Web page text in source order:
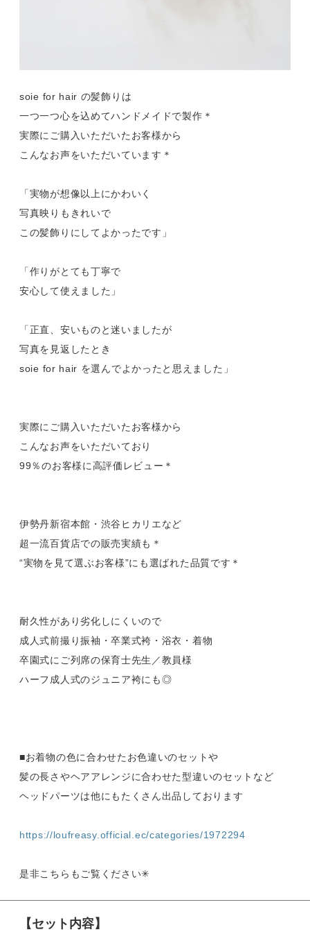
soie for hair の髪飾りは
一つ一つ心を込めてハンドメイドで製作＊
実際にご購入いただいたお客様から
こんなお声をいただいています＊
「実物が想像以上にかわいく
写真映りもきれいで
この髪飾りにしてよかったです」
「作りがとても丁寧で
安心して使えました」
「正直、安いものと迷いましたが
写真を見返したとき
soie for hair を選んでよかったと思えました」
実際にご購入いただいたお客様から
こんなお声をいただいており
99％のお客様に高評価レビュー＊
伊勢丹新宿本館・渋谷ヒカリエなど
超一流百貨店での販売実績も＊
“実物を見て選ぶお客様”にも選ばれた品質です＊
耐久性があり劣化しにくいので
成人式前撮り振袖・卒業式袴・浴衣・着物
卒園式にご列席の保育士先生／教員様
ハーフ成人式のジュニア袴にも◎
■お着物の色に合わせたお色違いのセットや
髪の長さやヘアアレンジに合わせた型違いのセットなど
ヘッドパーツは他にもたくさん出品しております
https://loufreasy.official.ec/categories/1972294
是非こちらもご覧ください✳︎
【セット内容】